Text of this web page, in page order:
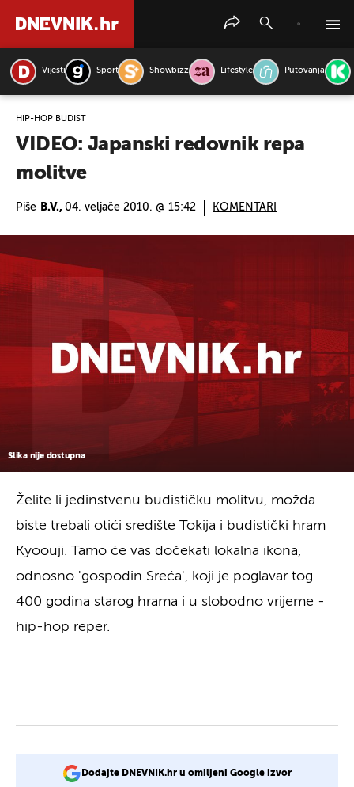
Vijesti Sport Showbizz Lifestyle Putovanja
HIP-HOP BUDIST
VIDEO: Japanski redovnik repa
molitve
Piše B.V., 04. veljače 2010. @ 15:42 KOMENTARI
Slika nije dostupna
Želite li jedinstvenu budističku molitvu, možda
biste trebali otići središte Tokija i budistički hram
Kyoouji. Tamo će vas dočekati lokalna ikona,
odnosno 'gospodin Sreća', koji je poglavar tog
400 godina starog hrama i u slobodno vrijeme -
hip-hop reper.
Dodajte DNEVNIK.hr u omiljeni Google izvor
PRETRAŽITE VIJESTI